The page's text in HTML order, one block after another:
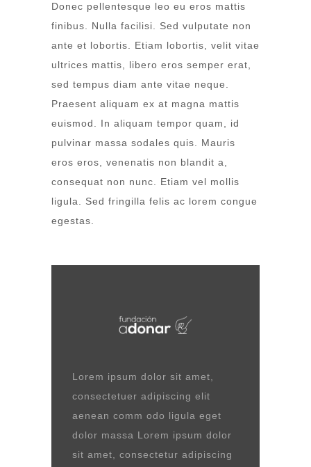
Donec pellentesque leo eu eros mattis
finibus. Nulla facilisi. Sed vulputate non
ante et lobortis. Etiam lobortis, velit vitae
ultrices mattis, libero eros semper erat,
sed tempus diam ante vitae neque.
Praesent aliquam ex at magna mattis
euismod. In aliquam tempor quam, id
pulvinar massa sodales quis. Mauris
eros eros, venenatis non blandit a,
consequat non nunc. Etiam vel mollis
ligula. Sed fringilla felis ac lorem congue
egestas.
Lorem ipsum dolor sit amet,
consectetuer adipiscing elit
aenean comm odo ligula eget
dolor massa Lorem ipsum dolor
sit amet, consectetur adipiscing